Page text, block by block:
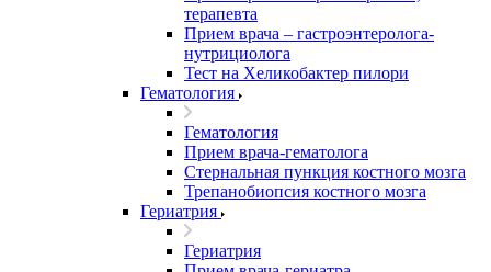
терапевта
Прием врача – гастроэнтеролога-
нутрициолога
Тест на Хеликобактер пилори
Гематология
Гематология
Прием врача-гематолога
Стернальная пункция костного мозга
Трепанобиопсия костного мозга
Гериатрия
Гериатрия